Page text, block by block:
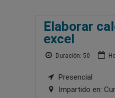
Elaborar
excel
Duración: 50
Presencial
Impartido en: